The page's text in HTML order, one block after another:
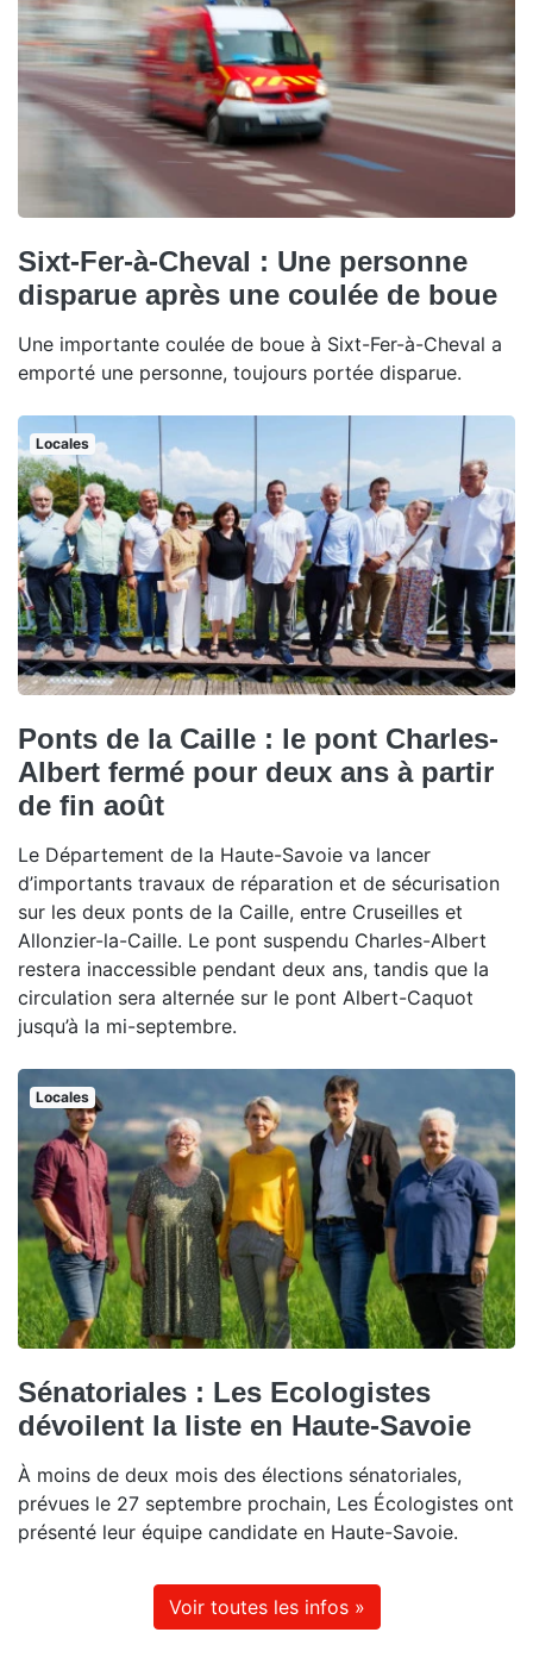
Sixt-Fer-à-Cheval : Une personne
disparue après une coulée de boue
Une importante coulée de boue à Sixt-Fer-à-Cheval a
emporté une personne, toujours portée disparue.
Locales
Ponts de la Caille : le pont Charles-
Albert fermé pour deux ans à partir
de fin août
Le Département de la Haute-Savoie va lancer
d’importants travaux de réparation et de sécurisation
sur les deux ponts de la Caille, entre Cruseilles et
Allonzier-la-Caille. Le pont suspendu Charles-Albert
restera inaccessible pendant deux ans, tandis que la
circulation sera alternée sur le pont Albert-Caquot
jusqu’à la mi-septembre.
Locales
Sénatoriales : Les Ecologistes
dévoilent la liste en Haute-Savoie
À moins de deux mois des élections sénatoriales,
prévues le 27 septembre prochain, Les Écologistes ont
présenté leur équipe candidate en Haute-Savoie.
Voir toutes les infos »